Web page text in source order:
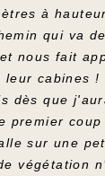
à
qui va
nous fait
cabines
dès que
sur une
végétation